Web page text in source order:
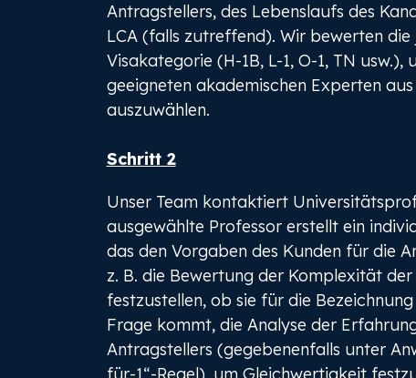
Antragstellers, des Lebenslaufs des
LCA (falls zutreffend). Wir bewerten die
Visakategorie (H-1B, L-1, O-1, TN usw.),
geeigneten akademischen Experten
auszuwählen.
Schritt 2
Unser Team kontaktiert
ausgewählte Professor erstellt ein
das den Vorgaben des Kunden für die
z. B. die Bewertung der Komplexität der
festzustellen, ob sie für die
Frage kommt, die Analyse der
Antragstellers (gegebenenfalls unter